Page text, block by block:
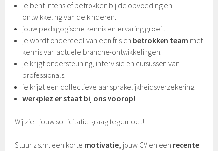
je bent intensief betrokken bij de opvoeding en
ontwikkeling van de kinderen.
jouw pedagogische kennis en ervaring groeit.
je wordt onderdeel van een fris en betrokken team met
kennis van actuele branche-ontwikkelingen.
je krijgt ondersteuning, intervisie en cursussen van
professionals.
je krijgt een collectieve aansprakelijkheidsverzekering.
werkplezier staat bij ons voorop!
Wij zien jouw sollicitatie graag tegemoet!
Stuur z.s.m. een korte motivatie, jouw CV en een recente